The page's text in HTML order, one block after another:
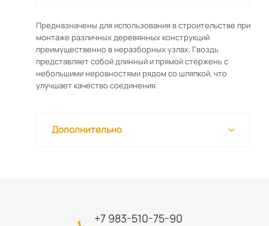
Предназначены для использования в строительстве при
монтаже различных деревянных конструкций
преимущественно в неразборных узлах. Гвоздь
представляет собой длинный и прямой стержень с
небольшими неровностями рядом со шляпкой, что
улучшает качество соединения.
Дополнительно
+7 983-510-75-90